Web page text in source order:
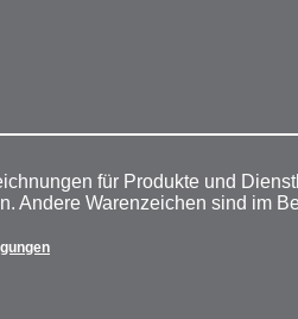
für Produkte und
Andere Warenzeichen sind im